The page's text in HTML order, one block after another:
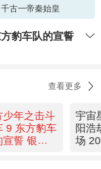
古一帝秦始皇
查看更多
少年之击斗
豹车
誓 银河
宇宙
阳浩
场